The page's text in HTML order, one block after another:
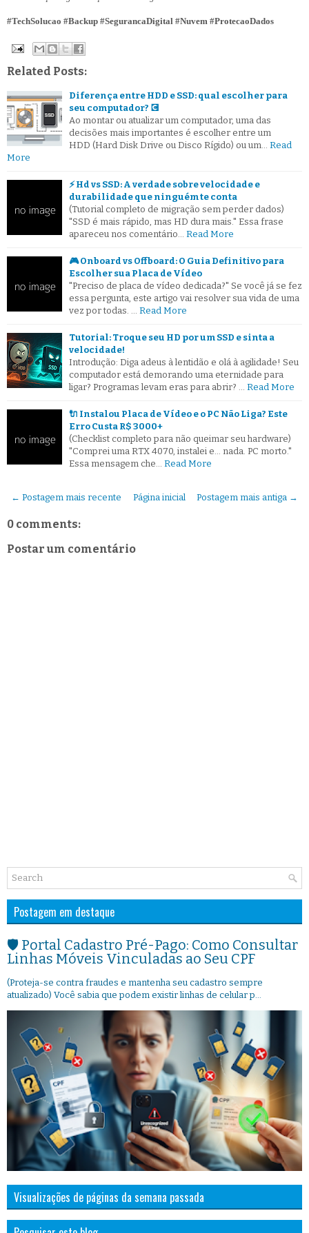
#TechSolucao #Backup #SegurancaDigital #Nuvem #ProtecaoDados
Related Posts:
Diferença entre HDD e SSD: qual escolher para
seu computador? 💽
Ao montar ou atualizar um computador, uma das
decisões mais importantes é escolher entre um
HDD (Hard Disk Drive ou Disco Rígido) ou um… Read
More
⚡ Hd vs SSD: A verdade sobre velocidade e
durabilidade que ninguém te conta
(Tutorial completo de migração sem perder dados)
"SSD é mais rápido, mas HD dura mais." Essa frase
apareceu nos comentário… Read More
🎮 Onboard vs Offboard: O Guia Definitivo para
Escolher sua Placa de Vídeo
"Preciso de placa de vídeo dedicada?" Se você já se fez
essa pergunta, este artigo vai resolver sua vida de uma
vez por todas. … Read More
Tutorial: Troque seu HD por um SSD e sinta a
velocidade!
Introdução: Diga adeus à lentidão e olá à agilidade! Seu
computador está demorando uma eternidade para
ligar? Programas levam eras para abrir? … Read More
🔌 Instalou Placa de Vídeo e o PC Não Liga? Este
Erro Custa R$ 3000+
(Checklist completo para não queimar seu hardware)
"Comprei uma RTX 4070, instalei e... nada. PC morto."
Essa mensagem che… Read More
← Postagem mais recente Postagem mais antiga →
Página inicial
0 comments:
Postar um comentário
Postagem em destaque
🛡️ Portal Cadastro Pré-Pago: Como Consultar
Linhas Móveis Vinculadas ao Seu CPF
(Proteja-se contra fraudes e mantenha seu cadastro sempre
atualizado) Você sabia que podem existir linhas de celular p...
Visualizações de páginas da semana passada